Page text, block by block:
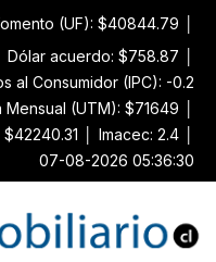
(UF): $40844.79
Dólar acuerdo: $758.87
al Consumidor (IPC): -0.2
Mensual (UTM): $71649
Imacec: 2.4
07-08-2026 05:36:30